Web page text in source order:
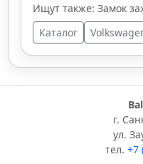
Ищут также: Замок
Каталог
г.
ул.
тел. +7